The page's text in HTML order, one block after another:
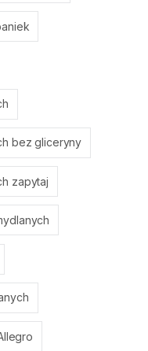
bez gliceryny
zapytaj